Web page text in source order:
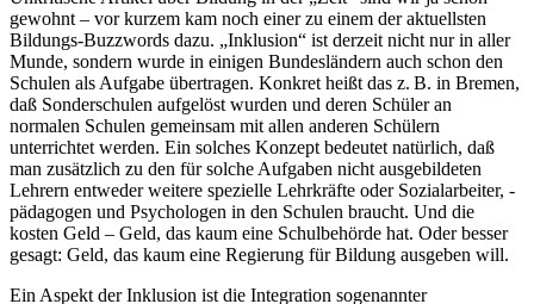
gewohnt – vor kurzem kam noch einer zu einem der aktuellsten
Bildungs-Buzzwords dazu. „Inklusion“ ist derzeit nicht nur in aller
Munde, sondern wurde in einigen Bundesländern auch schon den
Schulen als Aufgabe übertragen. Konkret heißt das z. B. in Bremen,
daß Sonderschulen aufgelöst wurden und deren Schüler an
normalen Schulen gemeinsam mit allen anderen Schülern
unterrichtet werden. Ein solches Konzept bedeutet natürlich, daß
man zusätzlich zu den für solche Aufgaben nicht ausgebildeten
Lehrern entweder weitere spezielle Lehrkräfte oder Sozial­arbeiter, -
pädagogen und Psychologen in den Schulen braucht. Und die
kosten Geld – Geld, das kaum eine Schul­behörde hat. Oder besser
gesagt: Geld, das kaum eine Regierung für Bildung ausgeben will.
Ein Aspekt der Inklusion ist die Integration sogenannter